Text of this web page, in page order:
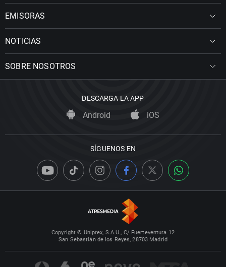
EMISORAS
NOTICIAS
SOBRE NOSOTROS
DESCARGA LA APP
Android iOS
SÍGUENOS EN
Copyright © Uniprex, S.A.U., C/ Fuerteventura 12
San Sebastián de los Reyes, 28703 Madrid